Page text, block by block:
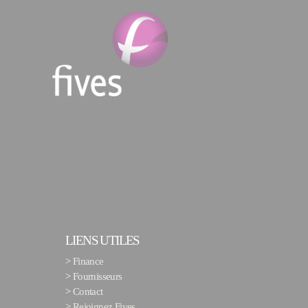
LIENS UTILES
> Finance
> Fournisseurs
>Contact